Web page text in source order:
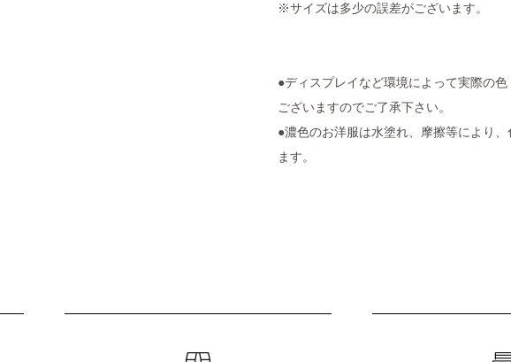
※サイズは多少の誤差がございます。
●ディスプレイなど環境によって実際の
ございますのでご了承下さい。
●濃色のお洋服は水塗れ、摩擦等により、
ます。